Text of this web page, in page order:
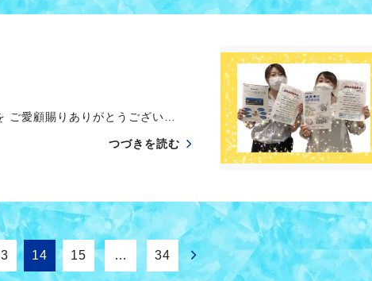
愛顧賜りありがとうござい…
つづきを読む
14 15 … 34